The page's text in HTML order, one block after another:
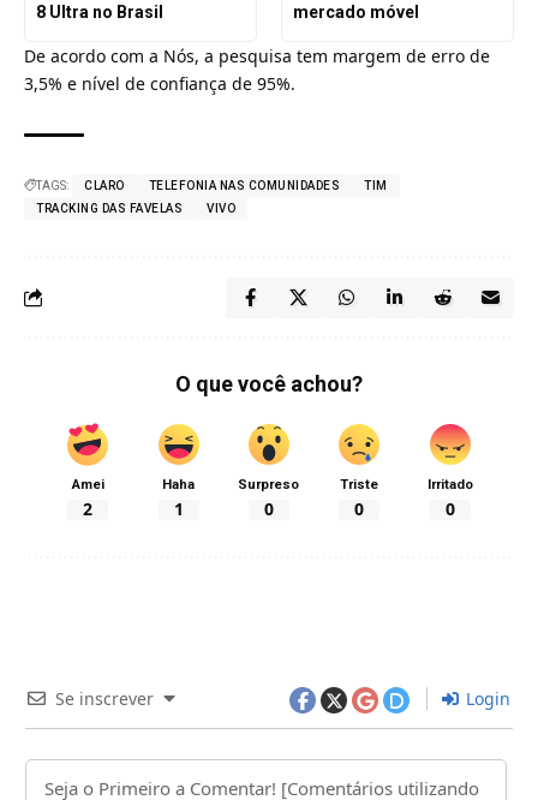
8 Ultra no Brasil
mercado móvel
De acordo com a Nós, a pesquisa tem margem de erro de
3,5% e nível de confiança de 95%.
TAGS: CLARO TELEFONIA NAS COMUNIDADES
TIM
TRACKING DAS FAVELAS
VIVO
O que você achou?
Amei
2
Haha
1
Surpreso
0
Triste
0
Irritado
0
Se inscrever Login